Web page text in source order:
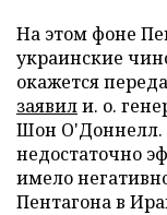
На этом фоне
украинские
окажется
заявили. о.
Шон О'Доннелл.
недостаточно
имело
Пентагона в